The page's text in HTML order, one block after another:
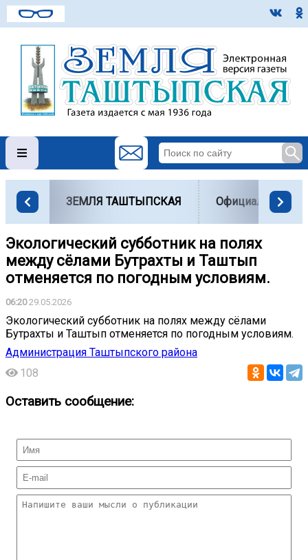
ЗЕМЛЯ ТАШТЫПСКАЯ Официально
Экологический субботник на полях
между сёлами Бутрахты и Таштып
отменяется по погодным условиям.
06:2029.05.2026
Экологический субботник на полях между сёлами
Бутрахты и Таштып отменяется по погодным условиям.
Администрация Таштыпского района
108
Оставить сообщение: